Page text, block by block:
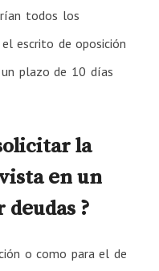
todos los
escrito de oposición
plazo de 10 días
la
en un
?
o como para el de